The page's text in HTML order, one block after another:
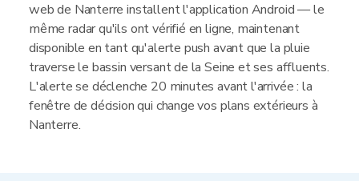
web de Nanterre installent l'application Android — le
même radar qu'ils ont vérifié en ligne, maintenant
disponible en tant qu'alerte push avant que la pluie
traverse le bassin versant de la Seine et ses affluents.
L'alerte se déclenche 20 minutes avant l'arrivée : la
fenêtre de décision qui change vos plans extérieurs à
Nanterre.